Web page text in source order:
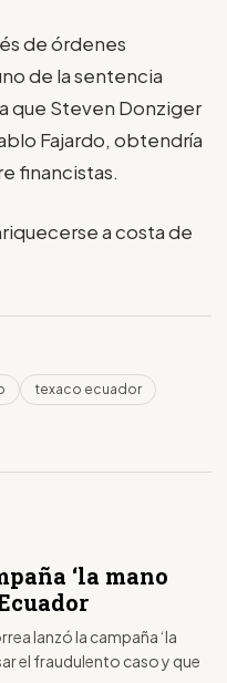
de órdenes
de la sentencia
que Steven Donziger
Fajardo, obtendría
financistas.
a costa de
texaco ecuador
‘la mano
lanzó la campaña ‘la
el fraudulento caso y que